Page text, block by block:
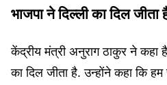
भाजपा ने दिल्ली का दिल जीता
केंद्रीय मंत्री अनुराग ठाकुर ने कहा है
का दिल जीता है. उन्होंने कहा कि